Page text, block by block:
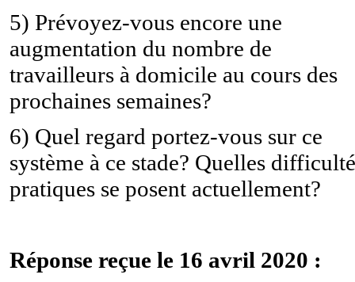
5) Prévoyez-vous encore une
augmentation du nombre de
travailleurs à domicile au cours des
prochaines semaines?
6) Quel regard portez-vous sur ce
système à ce stade? Quelles
pratiques se posent actuellement?
Réponse reçue le 16 avril 2020 :